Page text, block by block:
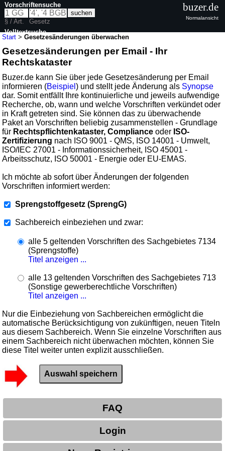
Start >Gesetzesänderungen überwachen
Gesetzesänderungen per Email - Ihr
Rechtskataster
Buzer.de kann Sie über jede Gesetzesänderung per Email
informieren (Beispiel) und stellt jede Änderung als Synopse
dar. Somit entfällt Ihre kontinuierliche und jeweils aufwendige
Recherche, ob, wann und welche Vorschriften verkündet oder
in Kraft getreten sind. Sie können das zu überwachende
Paket an Vorschriften beliebig zusammenstellen - Grundlage
für Rechtspflichtenkataster, Compliance oder ISO-
Zertifizierung nach ISO 9001 - QMS, ISO 14001 - Umwelt,
ISO/IEC 27001 - Informationssicherheit, ISO 45001 -
Arbeitsschutz, ISO 50001 - Energie oder EU-EMAS.
Ich möchte ab sofort über Änderungen der folgenden
Vorschriften informiert werden:
Sprengstoffgesetz (SprengG)
Sachbereich einbeziehen und zwar:
alle 5 geltenden Vorschriften des Sachgebietes 7134
(Sprengstoffe)
Titel anzeigen ...
alle 13 geltenden Vorschriften des Sachgebietes 713
(Sonstige gewerberechtliche Vorschriften)
Titel anzeigen ...
Nur die Einbeziehung von Sachbereichen ermöglicht die
automatische Berücksichtigung von zukünftigen, neuen Titeln
aus diesem Sachbereich. Wenn Sie einzelne Vorschriften aus
einem Sachbereich nicht überwachen möchten, können Sie
diese Titel weiter unten explizit ausschließen.
FAQ
Login
Vorschriftensuche
§ / Art.
Gesetz
Volltextsuche
buzer.de
Normalansicht